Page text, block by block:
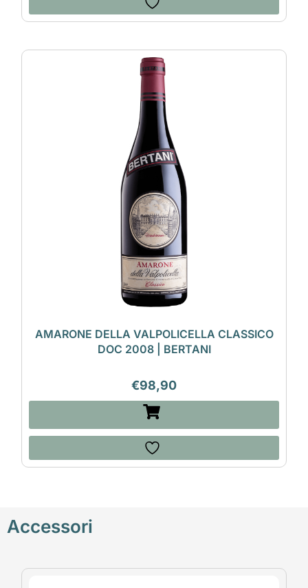
AMARONE DELLA VALPOLICELLA CLASSICO
DOC 2008 | BERTANI
€98,90
Accessori